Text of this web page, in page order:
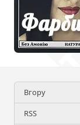
Вгору
RSS